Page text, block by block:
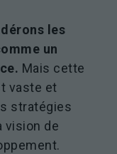
les
un
Mais cette
vaste et
stratégies
vision de